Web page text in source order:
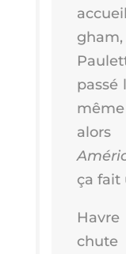
pas­sé
alors
ça fait